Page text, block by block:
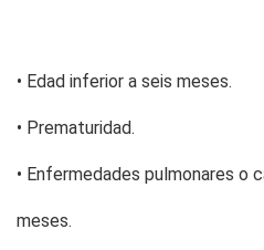
• Edad inferior a seis meses.
• Prematuridad.
• Enfermedades pulmonares o
meses.